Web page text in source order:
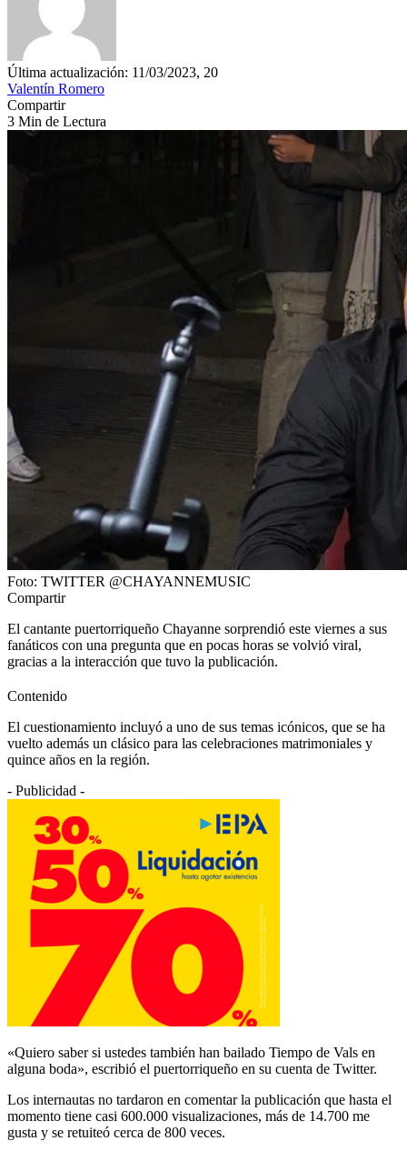
Última actualización: 11/03/2023, 20
Valentín Romero
Compartir
3 Min de Lectura
Foto: TWITTER @CHAYANNEMUSIC
Compartir
El cantante puertorriqueño Chayanne sorprendió este viernes a sus
fanáticos con una pregunta que en pocas horas se volvió viral,
gracias a la interacción que tuvo la publicación.
Contenido
El cuestionamiento incluyó a uno de sus temas icónicos, que se ha
vuelto además un clásico para las celebraciones matrimoniales y
quince años en la región.
- Publicidad -
«Quiero saber si ustedes también han bailado Tiempo de Vals en
alguna boda», escribió el puertorriqueño en su cuenta de Twitter.
Los internautas no tardaron en comentar la publicación que hasta el
momento tiene casi 600.000 visualizaciones, más de 14.700 me
gusta y se retuiteó cerca de 800 veces.